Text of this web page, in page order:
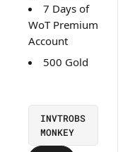
7 Days of
WoT Premium
Account
500 Gold
INVTROBS
MONKEY